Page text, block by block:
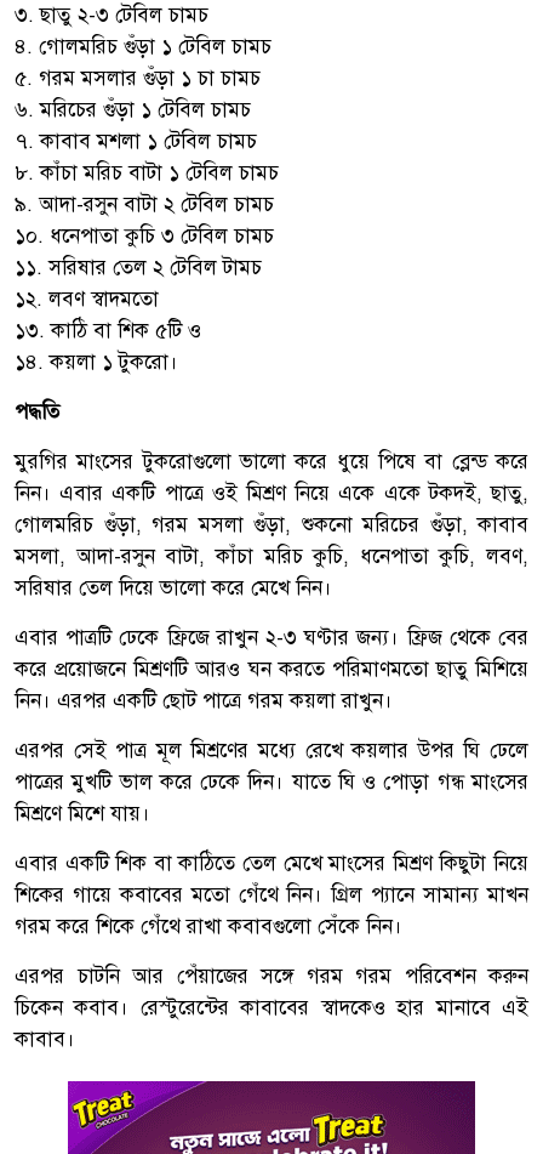
৩. ছাতু ২-৩ টেবিল চামচ
৪. গোলমরিচ গুঁড়া ১ টেবিল চামচ
৫. গরম মসলার গুঁড়া ১ চা চামচ
৬. মরিচের গুঁড়া ১ টেবিল চামচ
৭. কাবাব মশলা ১ টেবিল চামচ
৮. কাঁচা মরিচ বাটা ১ টেবিল চামচ
৯. আদা-রসুন বাটা ২ টেবিল চামচ
১০. ধনেপাতা কুচি ৩ টেবিল চামচ
১১. সরিষার তেল ২ টেবিল টামচ
১২. লবণ স্বাদমতো
১৩. কাঠি বা শিক ৫টি ও
১৪. কয়লা ১ টুকরো।
পদ্ধতি
মুরগির মাংসের টুকরোগুলো ভালো করে ধুয়ে পিষে বা ব্লেন্ড করে
নিন। এবার একটি পাত্রে ওই মিশ্রণ নিয়ে একে একে টকদই, ছাতু,
গোলমরিচ গুঁড়া, গরম মসলা গুঁড়া, শুকনো মরিচের গুঁড়া, কাবাব
মসলা, আদা-রসুন বাটা, কাঁচা মরিচ কুচি, ধনেপাতা কুচি, লবণ,
সরিষার তেল দিয়ে ভালো করে মেখে নিন।
এবার পাত্রটি ঢেকে ফ্রিজে রাখুন ২-৩ ঘণ্টার জন্য। ফ্রিজ থেকে বের
করে প্রয়োজনে মিশ্রণটি আরও ঘন করতে পরিমাণমতো ছাতু মিশিয়ে
নিন। এরপর একটি ছোট পাত্রে গরম কয়লা রাখুন।
এরপর সেই পাত্র মূল মিশ্রণের মধ্যে রেখে কয়লার উপর ঘি ঢেলে
পাত্রের মুখটি ভাল করে ঢেকে দিন। যাতে ঘি ও পোড়া গন্ধ মাংসের
মিশ্রণে মিশে যায়।
এবার একটি শিক বা কাঠিতে তেল মেখে মাংসের মিশ্রণ কিছুটা নিয়ে
শিকের গায়ে কবাবের মতো গেঁথে নিন। গ্রিল প্যানে সামান্য মাখন
গরম করে শিকে গেঁথে রাখা কবাবগুলো সেঁকে নিন।
এরপর চাটনি আর পেঁয়াজের সঙ্গে গরম গরম পরিবেশন করুন
চিকেন কবাব। রেস্টুরেন্টের কাবাবের স্বাদকেও হার মানাবে এই
কাবাব।